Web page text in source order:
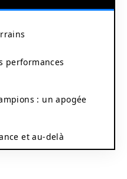
performances
: un apogée
et au-delà